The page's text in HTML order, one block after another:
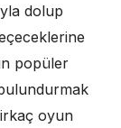
dolup
popüler
oyun